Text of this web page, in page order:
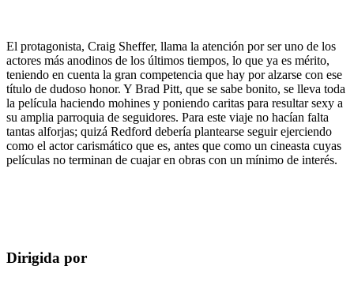
El protagonista, Craig Sheffer, llama la atención por ser uno de los
actores más anodinos de los últimos tiempos, lo que ya es mérito,
teniendo en cuenta la gran competencia que hay por alzarse con ese
título de dudoso honor. Y Brad Pitt, que se sabe bonito, se lleva toda
la película haciendo mohines y poniendo caritas para resultar sexy a
su amplia parroquia de seguidores. Para este viaje no hacían falta
tantas alforjas; quizá Redford debería plantearse seguir ejerciendo
como el actor carismático que es, antes que como un cineasta cuyas
películas no terminan de cuajar en obras con un mínimo de interés.
Dirigida por